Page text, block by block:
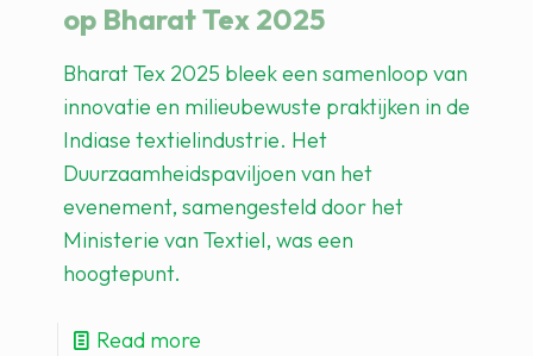
op Bharat Tex 2025
Bharat Tex 2025 bleek een samenloop van
innovatie en milieubewuste praktijken in de
Indiase textielindustrie. Het
Duurzaamheidspaviljoen van het
evenement, samengesteld door het
Ministerie van Textiel, was een
hoogtepunt.
Read more